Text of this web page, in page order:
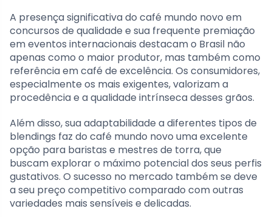
A presença significativa do café mundo novo em
concursos de qualidade e sua frequente premiação
em eventos internacionais destacam o Brasil não
apenas como o maior produtor, mas também como
referência em café de excelência. Os consumidores,
especialmente os mais exigentes, valorizam a
procedência e a qualidade intrínseca desses grãos.
Além disso, sua adaptabilidade a diferentes tipos de
blendings faz do café mundo novo uma excelente
opção para baristas e mestres de torra, que
buscam explorar o máximo potencial dos seus perfis
gustativos. O sucesso no mercado também se deve
a seu preço competitivo comparado com outras
variedades mais sensíveis e delicadas.